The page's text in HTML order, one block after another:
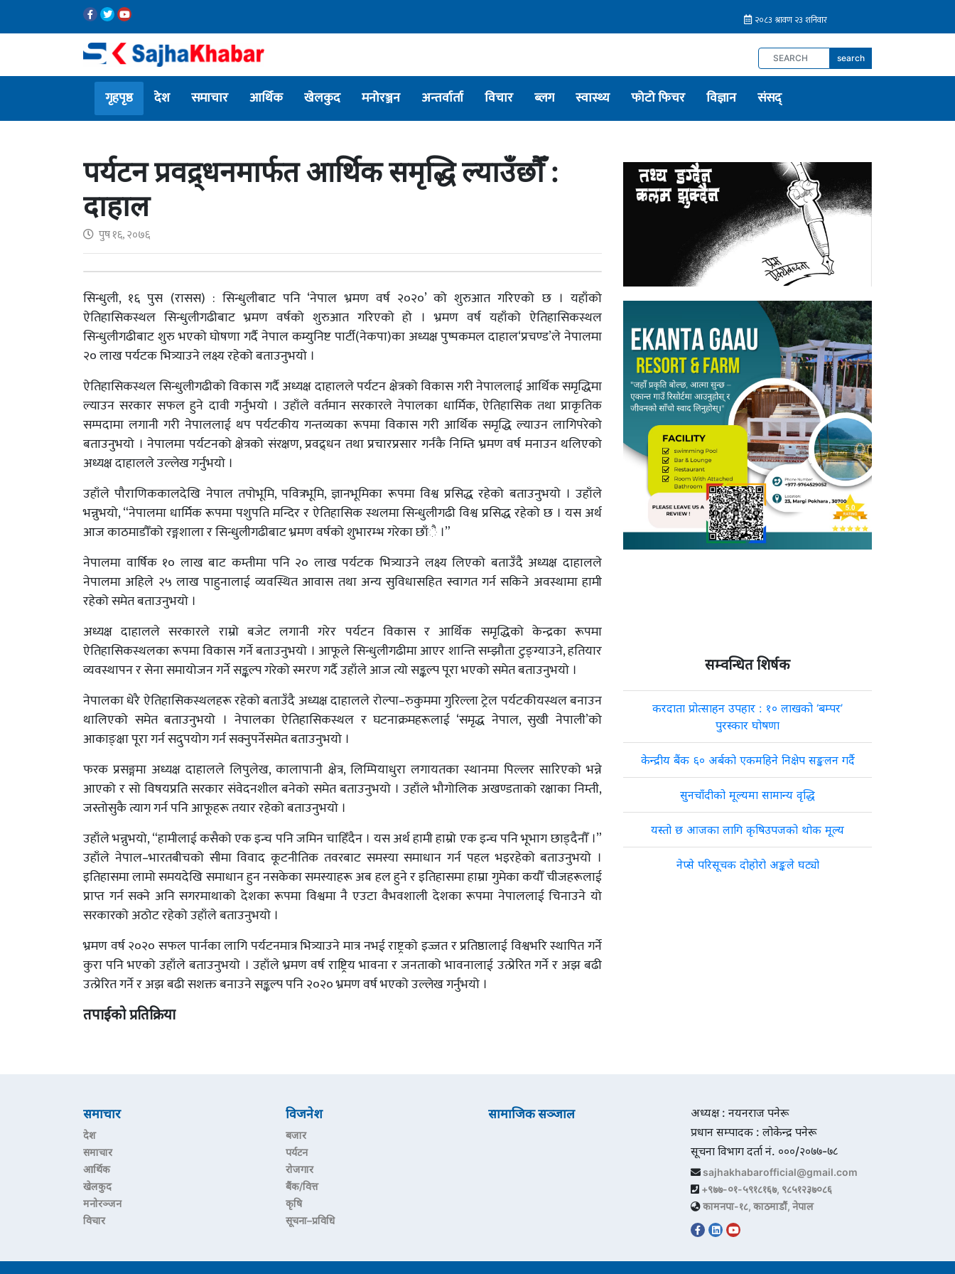
search
गृहपृष्ठ देश समाचार आर्थिक खेलकुद मनोरञ्जन अन्तर्वार्ता विचार ब्लग स्वास्थ्य फोटो फिचर विज्ञान संसद्
पर्यटन प्रवद्र्धनमार्फत आर्थिक समृद्धि ल्याउँछौँ :
दाहाल
पुष १६, २०७६
सिन्धुली, १६ पुस (रासस) : सिन्धुलीबाट पनि ‘नेपाल भ्रमण वर्ष २०२०’ को शुरुआत गरिएको छ । यहाँको
ऐतिहासिकस्थल सिन्धुलीगढीबाट भ्रमण वर्षको शुरुआत गरिएको हो । भ्रमण वर्ष यहाँको ऐतिहासिकस्थल
सिन्धुलीगढीबाट शुरु भएको घोषणा गर्दै नेपाल कम्युनिष्ट पार्टी(नेकपा)का अध्यक्ष पुष्पकमल दाहाल‘प्रचण्ड’ले नेपालमा
२० लाख पर्यटक भित्र्याउने लक्ष्य रहेको बताउनुभयो ।
ऐतिहासिकस्थल सिन्धुलीगढीको विकास गर्दै अध्यक्ष दाहालले पर्यटन क्षेत्रको विकास गरी नेपाललाई आर्थिक समृद्धिमा
ल्याउन सरकार सफल हुने दावी गर्नुभयो । उहाँले वर्तमान सरकारले नेपालका धार्मिक, ऐतिहासिक तथा प्राकृतिक
सम्पदामा लगानी गरी नेपाललाई थप पर्यटकीय गन्तव्यका रूपमा विकास गरी आर्थिक समृद्धि ल्याउन लागिपरेको
बताउनुभयो । नेपालमा पर्यटनको क्षेत्रको संरक्षण, प्रवद्र्धन तथा प्रचारप्रसार गर्नकै निम्ति भ्रमण वर्ष मनाउन थलिएको
अध्यक्ष दाहालले उल्लेख गर्नुभयो ।
उहाँले पौराणिककालदेखि नेपाल तपोभूमि, पवित्रभूमि, ज्ञानभूमिका रूपमा विश्व प्रसिद्ध रहेको बताउनुभयो । उहाँले
भन्नुभयो, “नेपालमा धार्मिक रूपमा पशुपति मन्दिर र ऐतिहासिक स्थलमा सिन्धुलीगढी विश्व प्रसिद्ध रहेको छ । यस अर्थ
आज काठमाडौँको रङ्गशाला र सिन्धुलीगढीबाट भ्रमण वर्षको शुभारम्भ गरेका छाँै ।”
नेपालमा वार्षिक १० लाख बाट कम्तीमा पनि २० लाख पर्यटक भित्र्याउने लक्ष्य लिएको बताउँदै अध्यक्ष दाहालले
नेपालमा अहिले २५ लाख पाहुनालाई व्यवस्थित आवास तथा अन्य सुविधासहित स्वागत गर्न सकिने अवस्थामा हामी
रहेको समेत बताउनुभयो ।
अध्यक्ष दाहालले सरकारले राम्रो बजेट लगानी गरेर पर्यटन विकास र आर्थिक समृद्धिको केन्द्रका रूपमा
ऐतिहासिकस्थलका रूपमा विकास गर्ने बताउनुभयो । आफूले सिन्धुलीगढीमा आएर शान्ति सम्झौता टुङ्ग्याउने, हतियार
व्यवस्थापन र सेना समायोजन गर्ने सङ्कल्प गरेको स्मरण गर्दै उहाँले आज त्यो सङ्कल्प पूरा भएको समेत बताउनुभयो ।
नेपालका धेरै ऐतिहासिकस्थलहरू रहेको बताउँदै अध्यक्ष दाहालले रोल्पा–रुकुममा गुरिल्ला ट्रेल पर्यटकीयस्थल बनाउन
थालिएको समेत बताउनुभयो । नेपालका ऐतिहासिकस्थल र घटनाक्रमहरूलाई ‘समृद्ध नेपाल, सुखी नेपाली’को
आकाङ्क्षा पूरा गर्न सदुपयोग गर्न सक्नुपर्नेसमेत बताउनुभयो ।
फरक प्रसङ्गमा अध्यक्ष दाहालले लिपुलेख, कालापानी क्षेत्र, लिम्पियाधुरा लगायतका स्थानमा पिल्लर सारिएको भन्ने
आएको र सो विषयप्रति सरकार संवेदनशील बनेको समेत बताउनुभयो । उहाँले भौगोलिक अखण्डताको रक्षाका निम्ती,
जस्तोसुकै त्याग गर्न पनि आफूहरू तयार रहेको बताउनुभयो ।
उहाँले भन्नुभयो, “हामीलाई कसैको एक इन्च पनि जमिन चाहिँदैन । यस अर्थ हामी हाम्रो एक इन्च पनि भूभाग छाड्दैनौँ ।”
उहाँले नेपाल–भारतबीचको सीमा विवाद कूटनीतिक तवरबाट समस्या समाधान गर्न पहल भइरहेको बताउनुभयो ।
इतिहासमा लामो समयदेखि समाधान हुन नसकेका समस्याहरू अब हल हुने र इतिहासमा हाम्रा गुमेका कयौँ चीजहरूलाई
प्राप्त गर्न सक्ने अनि सगरमाथाको देशका रूपमा विश्वमा नै एउटा वैभवशाली देशका रूपमा नेपाललाई चिनाउने यो
सरकारको अठोट रहेको उहाँले बताउनुभयो ।
भ्रमण वर्ष २०२० सफल पार्नका लागि पर्यटनमात्र भित्र्याउने मात्र नभई राष्ट्रको इज्जत र प्रतिष्ठालाई विश्वभरि स्थापित गर्ने
कुरा पनि भएको उहाँले बताउनुभयो । उहाँले भ्रमण वर्ष राष्ट्रिय भावना र जनताको भावनालाई उत्प्रेरित गर्ने र अझ बढी
उत्प्रेरित गर्ने र अझ बढी सशक्त बनाउने सङ्कल्प पनि २०२० भ्रमण वर्ष भएको उल्लेख गर्नुभयो ।
तपाईको प्रतिक्रिया
सम्वन्धित शिर्षक
करदाता प्रोत्साहन उपहार : १० लाखको ‘बम्पर’
पुरस्कार घोषणा
केन्द्रीय बैंक ६० अर्बको एकमहिने निक्षेप सङ्कलन गर्दै
सुनचाँदीको मूल्यमा सामान्य वृद्धि
यस्तो छ आजका लागि कृषिउपजको थोक मूल्य
नेप्से परिसूचक दोहोरो अङ्कले घट्यो
समाचार
देश
समाचार
आर्थिक
खेलकुद
मनोरञ्जन
विचार
विजनेश
बजार
पर्यटन
रोजगार
बैंक/वित्त
कृषि
सूचना–प्रविधि
सामाजिक सञ्जाल
अध्यक्ष : नयनराज पनेरू
प्रधान सम्पादक : लोकेन्द्र पनेरू
सूचना विभाग दर्ता नं. ०००/२०७७-७८
sajhakhabarofficial@gmail.com
+९७७-०१-५९१८१६७, ९८५१२३७०८६
कामनपा-१८, काठमाडौं, नेपाल